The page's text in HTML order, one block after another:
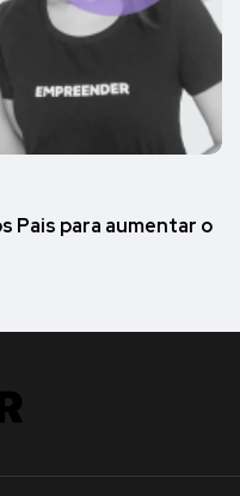
Pais para aumentar o